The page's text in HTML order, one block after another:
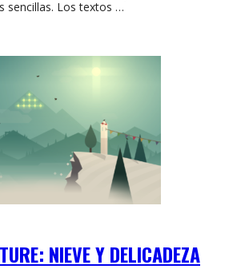
sencillas. Los textos …
NIEVE Y DELICADEZA